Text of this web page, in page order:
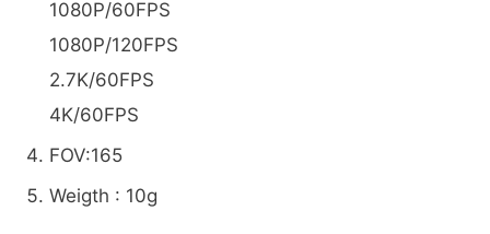
1080P/60FPS
1080P/120FPS
2.7K/60FPS
4K/60FPS
FOV:165
Weigth : 10g